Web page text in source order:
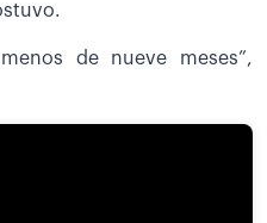
de nueve meses”,